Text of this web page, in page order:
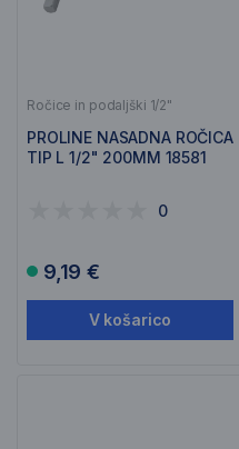
Ročice in podaljški 1/2"
PROLINE NASADNA ROČICA
TIP L 1/2" 200MM 18581
0
9,19 €
V košarico